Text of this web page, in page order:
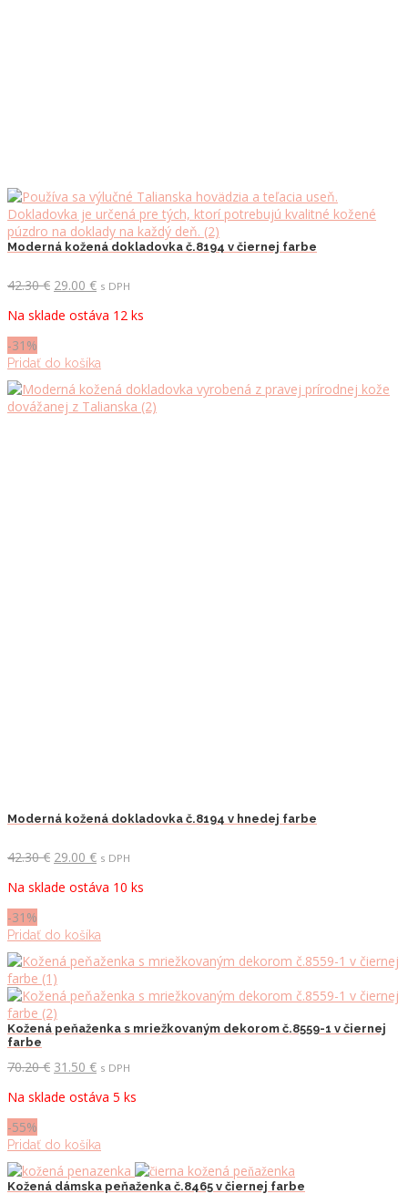
Moderná kožená dokladovka č.8194 v čiernej farbe
42.30€ Pôvodná
bola:
29.00 €Aktuálna
je:
s DPH
Na sklade ostáva 12 ks
-31%
Pridať do košíka
Moderná kožená dokladovka č.8194 v hnedej farbe
42.30€ Pôvodná
bola:
29.00 €Aktuálna
je:
s DPH
Na sklade ostáva 10 ks
-31%
Pridať do košíka
Kožená peňaženka s mriežkovaným dekorom č.8559-1 v čiernej
farbe
70.20€ Pôvodná
bola:
31.50 €Aktuálna
je:
s DPH
Na sklade ostáva 5 ks
-55%
Pridať do košíka
Kožená dámska peňaženka č.8465 v čiernej farbe